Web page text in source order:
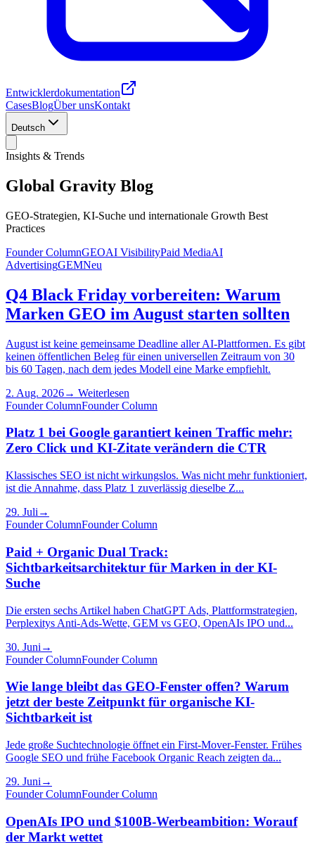
Entwicklerdokumentation
CasesBlogÜber unsKontakt
Deutsch
Insights & Trends
Global Gravity Blog
GEO-Strategien, KI-Suche und internationale Growth Best
Practices
Founder ColumnGEOAI VisibilityPaid MediaAI
AdvertisingGEMNeu
Q4 Black Friday vorbereiten: Warum
Marken GEO im August starten sollten
August ist keine gemeinsame Deadline aller AI-Plattformen. Es gibt
keinen öffentlichen Beleg für einen universellen Zeitraum von 30
bis 60 Tagen, nach dem jedes Modell eine Marke empfiehlt.
2. Aug. 2026→ Weiterlesen
Founder ColumnFounder Column
Platz 1 bei Google garantiert keinen Traffic mehr:
Zero Click und KI-Zitate verändern die CTR
Klassisches SEO ist nicht wirkungslos. Was nicht mehr funktioniert,
ist die Annahme, dass Platz 1 zuverlässig dieselbe Z...
29. Juli →
Founder ColumnFounder Column
Paid + Organic Dual Track:
Sichtbarkeitsarchitektur für Marken in der KI-
Suche
Die ersten sechs Artikel haben ChatGPT Ads, Plattformstrategien,
Perplexitys Anti-Ads-Wette, GEM vs GEO, OpenAIs IPO und...
30. Juni →
Founder ColumnFounder Column
Wie lange bleibt das GEO-Fenster offen? Warum
jetzt der beste Zeitpunkt für organische KI-
Sichtbarkeit ist
Jede große Suchtechnologie öffnet ein First-Mover-Fenster. Frühes
Google SEO und frühe Facebook Organic Reach zeigten da...
29. Juni →
Founder ColumnFounder Column
OpenAIs IPO und $100B-Werbeambition: Worauf
der Markt wettet